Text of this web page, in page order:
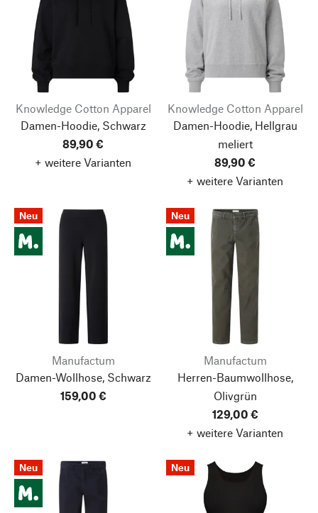
Knowledge Cotton Apparel
Damen-Hoodie, Schwarz
89,90 €
+ weitere Varianten
Knowledge Cotton Apparel
Damen-Hoodie, Hellgrau
meliert
89,90 €
+ weitere Varianten
Neu
Manufactum
Damen-Wollhose, Schwarz
159,00 €
Neu
Manufactum
Herren-Baumwollhose,
Olivgrün
129,00 €
+ weitere Varianten
Neu Neu